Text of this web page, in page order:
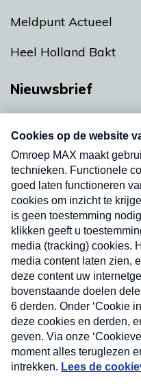
Meldpunt Actueel
Heel Holland Bakt
Nieuwsbrief
nieuwsbrief. Elke
uw mailbox.
Nieuwsbrief
Neem hier een gratis
nieuwsbrief. Elke